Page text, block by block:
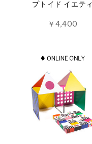
プトイド イエティ
￥4,400